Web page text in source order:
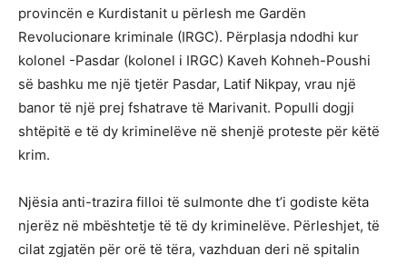
provincën e Kurdistanit u përlesh me Gardën
Revolucionare kriminale (IRGC). Përplasja ndodhi kur
kolonel -Pasdar (kolonel i IRGC) Kaveh Kohneh-Poushi
së bashku me një tjetër Pasdar, Latif Nikpay, vrau një
banor të një prej fshatrave të Marivanit. Populli dogji
shtëpitë e të dy kriminelëve në shenjë proteste për këtë
krim.
Njësia anti-trazira filloi të sulmonte dhe t’i godiste këta
njerëz në mbështetje të të dy kriminelëve. Përleshjet, të
cilat zgjatën për orë të tëra, vazhduan deri në spitalin